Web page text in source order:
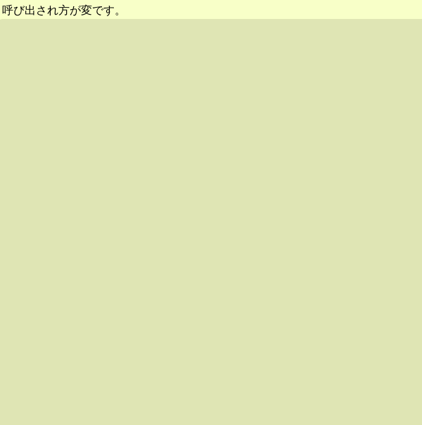
呼び出され方が変です。